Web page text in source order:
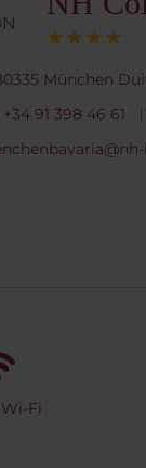
München
+34 91 398 46 61
Fi